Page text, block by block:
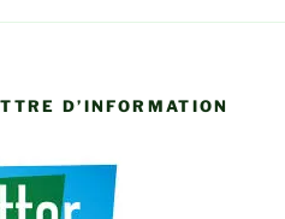
D’INFORMATION